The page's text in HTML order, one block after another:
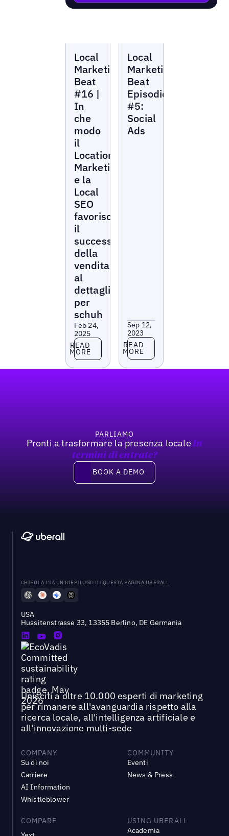
Marketing
Beat
Local
Marketing
Beat
#16 |
In
che
modo
il
Location
Marketing
e la
Local
SEO
favoriscono
il
successo
della
vendita
al
dettaglio
per
schuh
Feb 24,
2025
Read more
READ
MORE
Marketing
Beat
Local
Marketing
Beat
Episodio
#5:
Social
Ads
Sep 12,
2023
Read more
READ
MORE
PARLIAMO
Pronti a trasformare la presenza locale In
termini di entrate?
Book a demo
BOOK A DEMO
CHIEDI A L'IA UN RIEPILOGO DI QUESTA PAGINA UBERALL
USA
Hussitenstrasse 33, 13355 Berlino, DE Germania
Unisciti a oltre 10.000 esperti di marketing
per rimanere all'avanguardia rispetto alla
ricerca locale, all'intelligenza artificiale e
all'innovazione multi-sede
COMPANY
Su di noi
Carriere
AI Information
Whistleblower
COMMUNITY
Eventi
News & Press
COMPARE
USING UBERALL
Academia